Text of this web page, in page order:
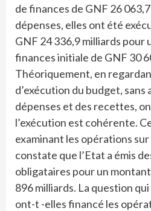
de finances de GNF 26
dépenses, elles ont été
GNF 24 336,9 milliards pour
finances initiale de GNF 30
Théoriquement, en
d’exécution du budget, sans
dépenses et des recettes,
l’exécution est cohérente.
examinant les opérations
constate que l’Etat a émis
obligataires pour un
896 milliards. La question
ont-t -elles financé les